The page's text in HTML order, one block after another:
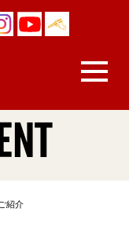
紹介